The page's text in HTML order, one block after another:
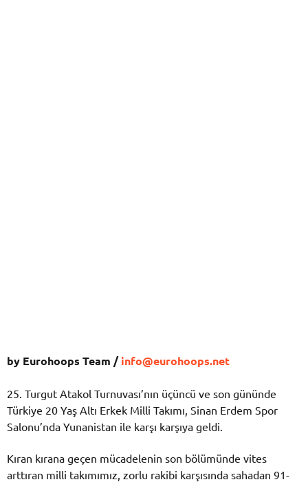
by Eurohoops Team /info@eurohoops.net
25. Turgut Atakol Turnuvası’nın üçüncü ve son gününde
Türkiye 20 Yaş Altı Erkek Milli Takımı, Sinan Erdem Spor
Salonu’nda Yunanistan ile karşı karşıya geldi.
Kıran kırana geçen mücadelenin son bölümünde vites
arttıran milli takımımız, zorlu rakibi karşısında sahadan 91-